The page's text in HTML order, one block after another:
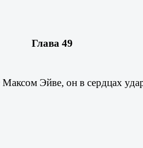
Глава 49
Эйве, он в сердцах